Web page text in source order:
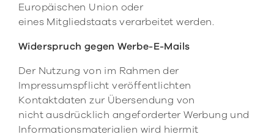
Europäischen Union oder
eines Mitgliedstaats verarbeitet werden.
Widerspruch gegen Werbe-E-Mails
Der Nutzung von im Rahmen der
Impressumspflicht veröffentlichten
Kontaktdaten zur Übersendung von
nicht ausdrücklich angeforderter Werbung und
Informationsmaterialien wird hiermit